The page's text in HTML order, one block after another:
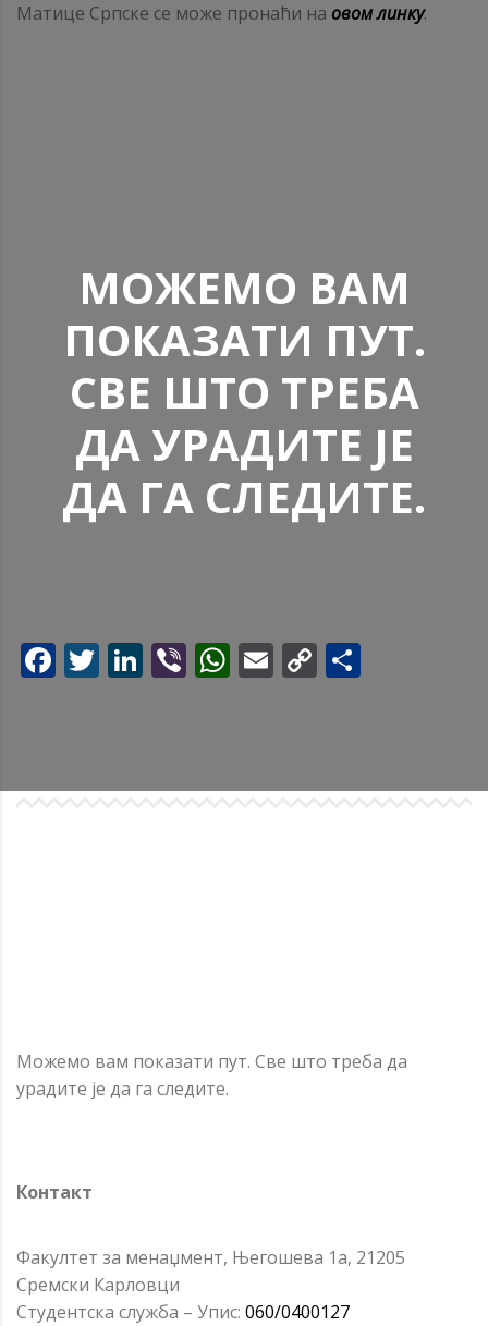
Матице Српске се може пронаћи на овом линку.
МОЖЕМО ВАМ
ПОКАЗАТИ ПУТ.
СВЕ ШТО ТРЕБА
ДА УРАДИТЕ ЈЕ
ДА ГА СЛЕДИТЕ.
Facebook
Twitter
LinkedIn
ViberWhatsApp
Email
Copy
Можемо вам показати пут. Све што треба да
урадите је да га следите.
Контакт
Факултет за менаџмент, Његошева 1а, 21205
Сремски Карловци
Студентска служба – Упис: 060/0400127